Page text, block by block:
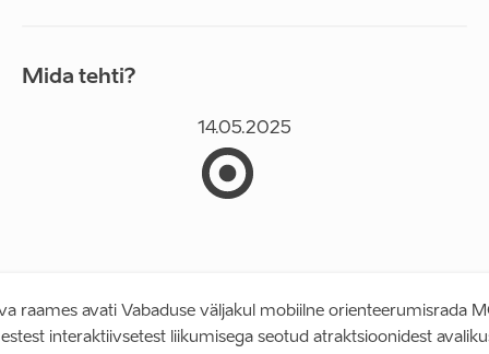
Mida tehti?
14.05.2025
raames avati Vabaduse väljakul mobiilne orienteerumisrada
interaktiivsetest liikumisega seotud atraktsioonidest